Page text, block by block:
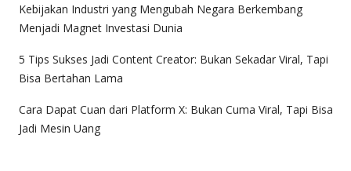
Kebijakan Industri yang Mengubah Negara Berkembang
Menjadi Magnet Investasi Dunia
5 Tips Sukses Jadi Content Creator: Bukan Sekadar Viral, Tapi
Bisa Bertahan Lama
Cara Dapat Cuan dari Platform X: Bukan Cuma Viral, Tapi Bisa
Jadi Mesin Uang